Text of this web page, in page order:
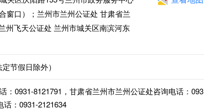
窗口）；兰州市兰州公证处 甘肃省兰
州飞天公证处 兰州市城关区南滨河东
节假日除外）
：0931-8121791，甘肃省兰州市兰州公证处咨询电话：093
话：0931-2121634